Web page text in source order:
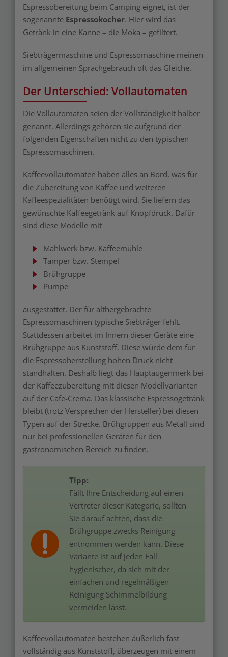
Espressobereitung beim Camping eignet, ist der
sogenannte Espressokocher. Hier wird das
Getränk in eine Kanne – die Moka – gefiltert.
Siebträgermaschine und Espressomaschine meinen
im allgemeinen Sprachgebrauch oft das Gleiche.
Der Unterschied: Vollautomaten
Die Vollautomaten seien der Vollständigkeit halber
genannt. Allerdings gehören sie aufgrund der
folgenden Eigenschaften nicht zu den typischen
Espressomaschinen.
Kaffeevollautomaten haben alles an Bord, was für
die Zubereitung von Kaffee und weiteren
Kaffeespezialitäten benötigt wird. Sie liefern das
gewünschte Kaffeegetränk auf Knopfdruck. Dafür
sind diese Modelle mit
Mahlwerk bzw. Kaffeemühle
Tamper bzw. Stempel
Brühgruppe
Pumpe
ausgestattet. Der für althergebrachte
Espressomaschinen typische Siebträger fehlt.
Stattdessen arbeitet im Innern dieser Geräte eine
Brühgruppe aus Kunststoff. Diese würde dem für
die Espressoherstellung hohen Druck nicht
standhalten. Deshalb liegt das Hauptaugenmerk bei
der Kaffeezubereitung mit diesen Modellvarianten
auf der Cafe-Crema. Das klassische Espressogetränk
bleibt (trotz Versprechen der Hersteller) bei diesen
Typen auf der Strecke. Brühgruppen aus Metall sind
nur bei professionellen Geräten für den
gastronomischen Bereich zu finden.
Tipp:
Fällt Ihre Entscheidung auf einen
Vertreter dieser Kategorie, sollten
Sie darauf achten, dass die
Brühgruppe zwecks Reinigung
entnommen werden kann. Diese
Variante ist auf jeden Fall
hygienischer, da sich mit der
einfachen und regelmäßigen
Reinigung Schimmelbildung
vermeiden lässt.
Kaffeevollautomaten bestehen äußerlich fast
vollständig aus Kunststoff, überzeugen mit einem